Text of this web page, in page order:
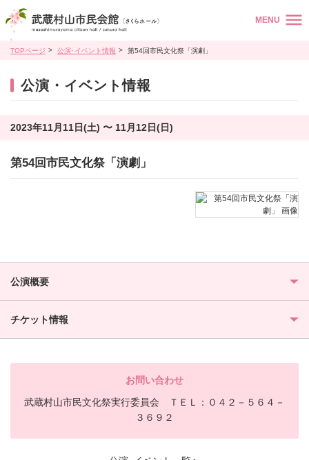
MENU
TOPページ 公演･イベント情報 第54回市民文化祭「演劇」
公演・イベント情報
2023年11月11日(土) 〜 11月12日(日)
第54回市民文化祭「演劇」
公演概要
チケット情報
お問い合わせ
武蔵村山市民文化祭実行委員会 ＴＥＬ：０４２－５６４－
３６９２